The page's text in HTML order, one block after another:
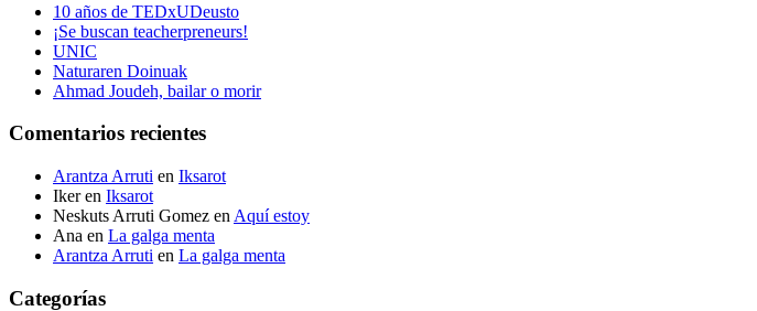
10 años de TEDxUDeusto
¡Se buscan teacherpreneurs!
UNIC
Naturaren Doinuak
Ahmad Joudeh, bailar o morir
Comentarios recientes
Arantza Arruti en Iksarot
Ikeren Iksarot
Neskuts Arruti Gomez en Aquí estoy
Ana en La galga menta
Arantza Arruti en La galga menta
Categorías